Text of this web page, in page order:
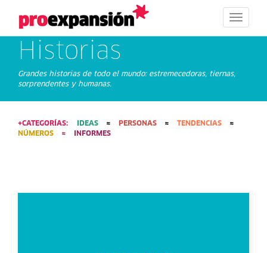
Toggle
historias
Grandes historias de todo el mundo: estremecedoras, tiernas,
sorprendentes y humanas.
+CATEGORÍAS: IDEAS ≈ PERSONAS ≈ TENDENCIAS
≈
NÚMEROS
≈ INFORMES